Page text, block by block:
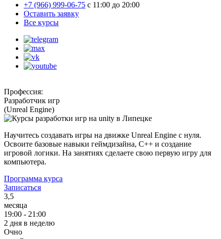
+7 (966) 999-06-75 c 11:00 до 20:00
Оставить заявку
Все курсы
Профессия:
Разработчик игр
(Unreal Engine)
Научитесь создавать игры на движке Unreal Engine с нуля.
Освоите базовые навыки геймдизайна, С++ и создание
игровой логики. На занятиях сделаете свою первую игру для
компьютера.
Программа курса
Записаться
3,5
месяца
19:00 - 21:00
2 дня в неделю
Очно